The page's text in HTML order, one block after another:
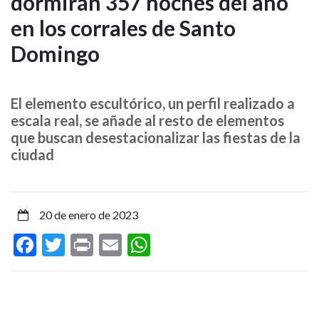
toros
metálicos
dormirán
357
noches
del
en
los
en los corrales de Santo
Domingo
El elemento escultórico, un perfil realizado a
escala real, se añade al resto de elementos
que buscan desestacionalizar las fiestas de la
ciudad
20 de enero de 2023
Facebook
Twitter
PrintEmail